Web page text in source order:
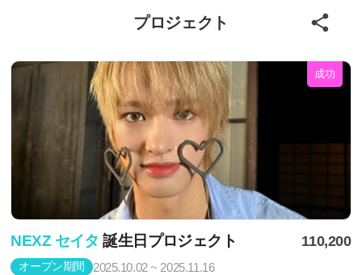
プロジェクト
成功
NEXZ セイタ 誕生日プロジェクト 110,200
オープン期間 2025.10.02 ~ 2025.11.16